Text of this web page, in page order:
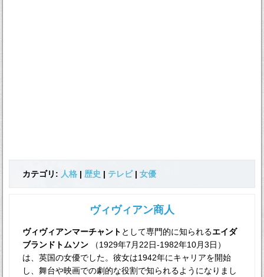
カテゴリ: 人格 |歴史 | テレビ|女優
ヴィヴィアン商人
ヴィヴィアンマーチャント として専門的に知られるエイダ
ブランドトムソン （1929年7月22日-1982年10月3日）
は、英国の女優でした。彼女は1942年にキャリアを開始
し、舞台や映画での劇的な役割で知られるようになりまし